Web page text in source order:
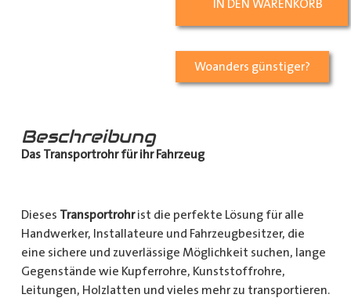
IN DEN WARENKORB
Woanders günstiger?
Beschreibung
Das Transportrohr für ihr Fahrzeug
Dieses Transportrohrist die perfekte Lösung für alle
Handwerker, Installateure und Fahrzeugbesitzer, die
eine sichere und zuverlässige Möglichkeit suchen, lange
Gegenstände wie Kupferrohre, Kunststoffrohre,
Leitungen, Holzlatten und vieles mehr zu transportieren.